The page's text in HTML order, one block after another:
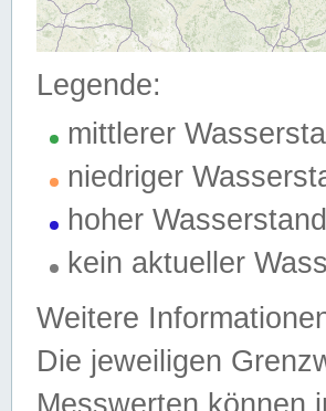
Legende:
mittlerer
niedriger
hoher
kein aktueller
Weitere
Die jeweiligen
Messwerten können